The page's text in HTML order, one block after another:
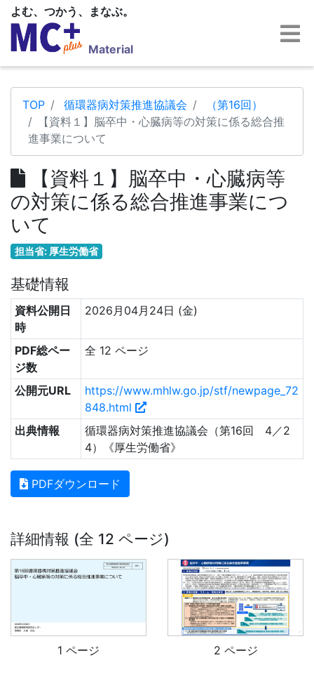
よむ、つかう、まなぶ。
Material
TOP 循環器病対策推進協議会
（第16回）
【資料１】脳卒中・心臓病等の対策に係る総合推
進事業について
【資料１】脳卒中・心臓病等
の対策に係る総合推進事業につ
いて
担当省: 厚生労働省
基礎情報
資料公開日
時
2026月04月24日 (金)
PDF総ペー
ジ数
全 12 ページ
公開元URL
https://www.mhlw.go.jp/stf/newpage_72
848.html
出典情報
循環器病対策推進協議会（第16回 4／2
4）《厚生労働省》
PDFダウンロード
詳細情報 (全 12 ページ)
1 ページ 2 ページ